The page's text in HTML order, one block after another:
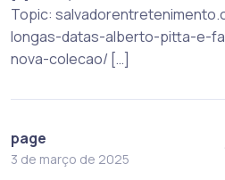
Topic:
longas-datas-alberto-pitta-e-
nova-colecao/ […]
page
3 de março de 2025